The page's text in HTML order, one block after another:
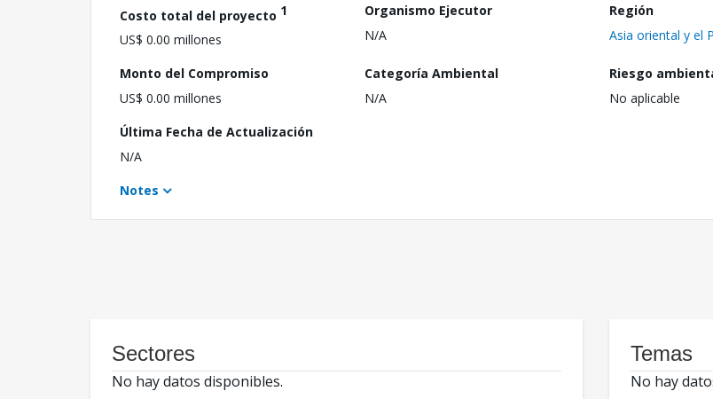
Costo total del proyecto 1
US$ 0.00 millones
Organismo Ejecutor
N/A
Región
Asia oriental y el
Monto del Compromiso
US$ 0.00 millones
Categoría Ambiental
N/A
Riesgo
No aplicable
Última Fecha de Actualización
N/A
Notes
Sectores
No hay datos disponibles.
Temas
No hay